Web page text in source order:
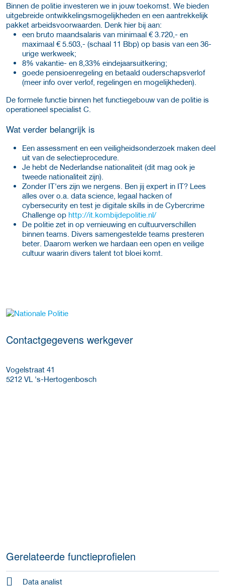
Binnen de politie investeren we in jouw toekomst. We bieden
uitgebreide ontwikkelingsmogelijkheden en een aantrekkelijk
pakket arbeidsvoorwaarden. Denk hier bij aan:
een bruto maandsalaris van minimaal € 3.720,- en
maximaal € 5.503,- (schaal 11 Bbp) op basis van een 36-
urige werkweek;
8% vakantie- en 8,33% eindejaarsuitkering;
goede pensioenregeling en betaald ouderschapsverlof
(meer info over verlof, regelingen en mogelijkheden).
De formele functie binnen het functiegebouw van de politie is
operationeel specialist C.
Wat verder belangrijk is
Een assessment en een veiligheidsonderzoek maken deel
uit van de selectieprocedure.
Je hebt de Nederlandse nationaliteit (dit mag ook je
tweede nationaliteit zijn).
Zonder IT'ers zijn we nergens. Ben jij expert in IT? Lees
alles over o.a. data science, legaal hacken of
cybersecurity en test je digitale skills in de Cybercrime
Challenge op http://it.kombijdepolitie.nl/
De politie zet in op vernieuwing en cultuurverschillen
binnen teams. Divers samengestelde teams presteren
beter. Daarom werken we hardaan een open en veilige
cultuur waarin divers talent tot bloei komt.
Meer werkgever details
Contactgegevens werkgever
Vogelstraat 41
5212 VL 's-Hertogenbosch
Gerelateerde functieprofielen
Data analist